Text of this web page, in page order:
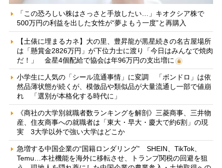
「この恐ろしい株はさっさと手放したい…」キオクシア株で
500万円の利益を出した女性が“夢よもう一度”と再購入
【土俵に埋まるカネ】大の里、豊昇龍が黒星続きの名古屋場所
は「懸賞金2826万円」が下位力士に渡り「今日はみんなで焼肉
だ！」 金星4個配給で協会は年96万円の支出増に
小学生に人気の「シール流通事情」に変調 「ボンドロ」は依
然品薄状態が続くが、模倣品や類似品が大量流通し一部で値崩
れ 「選別が本格化する時代に」
《商社の大学別就職者数ランキングを解剖》三菱商事、三井物
産、住友商事への就職者は「東大・早大・慶大で約6割」の現
実 3大学以外で強い大学はどこか
急増する中国企業の“国籍ロンダリング” SHEIN、TikTok、
Temu…本社機能を海外に移転させ、トランプ関税の回避を狙